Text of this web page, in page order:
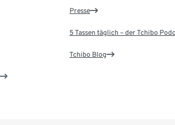
Presse
5 Tassen täglich – der Tchibo
Tchibo Blog